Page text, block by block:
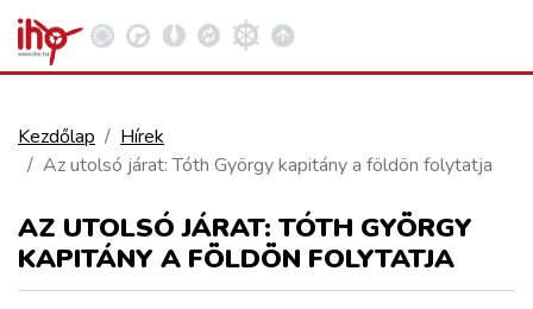
VASÚT
KÖZÚT
Kosár megtekintése
Kezdőlap
Hírek
Az utolsó járat: Tóth György kapitány a földön folytatja
AZ UTOLSÓ JÁRAT: TÓTH GYÖRGY
KAPITÁNY A FÖLDÖN FOLYTATJA